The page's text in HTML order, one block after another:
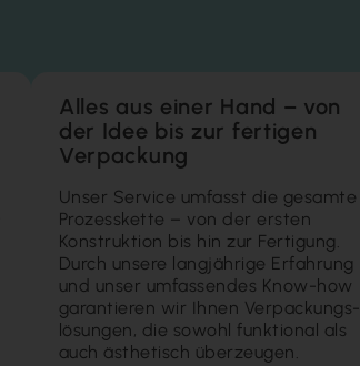
Alles aus einer Hand – von
der Idee bis zur fertigen
Verpackung
Unser Service umfasst die gesamte
Prozess­kette – von der ersten
Konstruk­tion bis hin zur Ferti­gung.
Durch unsere lang­jährige Erfah­rung
und unser um­fassen­des Know­-how
garan­tieren wir Ihnen Verpackungs­
lösungen, die sowohl funktional als
auch ästhetisch über­zeugen.